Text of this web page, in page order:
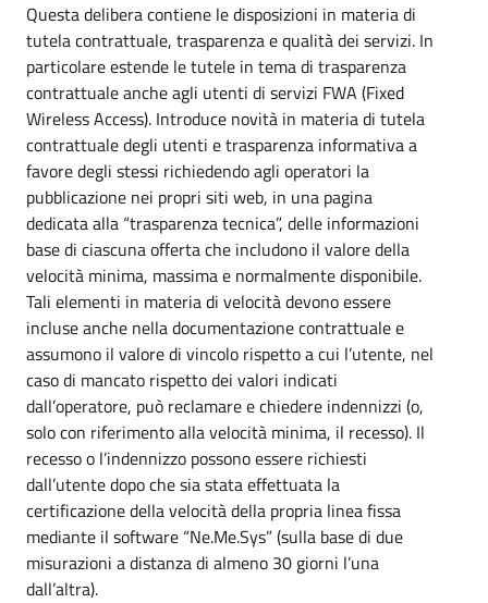
Questa delibera contiene le disposizioni in materia di
tutela contrattuale, trasparenza e qualità dei servizi. In
particolare estende le tutele in tema di trasparenza
contrattuale anche agli utenti di servizi FWA (Fixed
Wireless Access). Introduce novità in materia di tutela
contrattuale degli utenti e trasparenza informativa a
favore degli stessi richiedendo agli operatori la
pubblicazione nei propri siti web, in una pagina
dedicata alla “trasparenza tecnica”, delle informazioni
base di ciascuna offerta che includono il valore della
velocità minima, massima e normalmente disponibile.
Tali elementi in materia di velocità devono essere
incluse anche nella documentazione contrattuale e
assumono il valore di vincolo rispetto a cui l’utente, nel
caso di mancato rispetto dei valori indicati
dall’operatore, può reclamare e chiedere indennizzi (o,
solo con riferimento alla velocità minima, il recesso). Il
recesso o l’indennizzo possono essere richiesti
dall’utente dopo che sia stata effettuata la
certificazione della velocità della propria linea fissa
mediante il software “Ne.Me.Sys” (sulla base di due
misurazioni a distanza di almeno 30 giorni l’una
dall’altra).